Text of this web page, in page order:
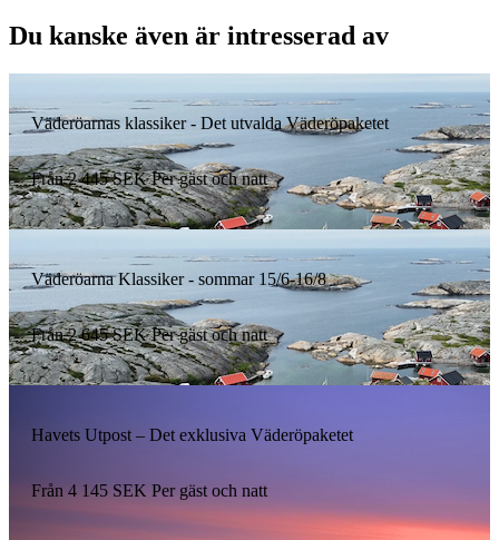
Du kanske även är intresserad av
Väderöarnas klassiker - Det utvalda Väderöpaketet
Från 2 445 SEK Per gäst och natt
Väderöarna Klassiker - sommar 15/6-16/8
Från 2 645 SEK Per gäst och natt
Havets Utpost – Det exklusiva Väderöpaketet
Från 4 145 SEK Per gäst och natt